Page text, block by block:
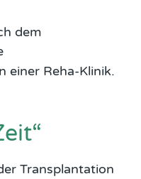
dem
einer Reha-Klinik.
Transplantation